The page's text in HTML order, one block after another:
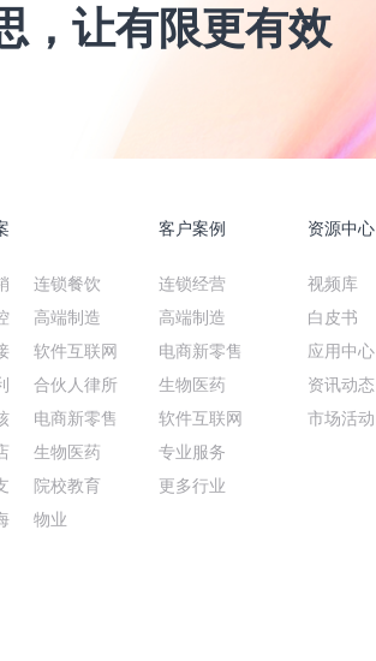
，让有限更有效
连锁餐饮
高端制造
软件互联网
合伙人律所
电商新零售
生物医药
院校教育
物业
客户案例
连锁经营
高端制造
电商新零售
生物医药
软件互联网
专业服务
更多行业
资源中心
视频库
白皮书
应用中心
资讯动态
市场活动